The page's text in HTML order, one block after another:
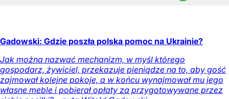
Gadowski: Gdzie poszła polska pomoc na Ukrainie?
Jak można nazwać mechanizm, w myśl którego
gospodarz, żywiciel, przekazuje pieniądze na to, aby gość
zajmował kolejne pokoje, a w końcu wynajmował mu jego
własne meble i pobierał opłaty za przygotowywane przez